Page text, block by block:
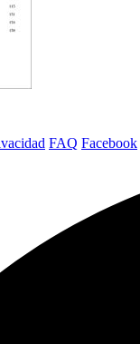
FAQ Facebook